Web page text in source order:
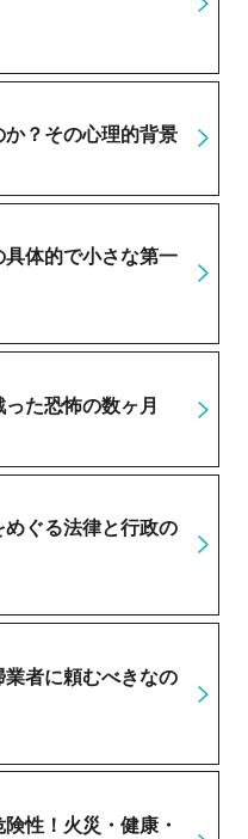
？その心理的背景
体的で小さな第一
た恐怖の数ヶ月
めぐる法律と行政の
者に頼むべきなの
性！火災・健康・